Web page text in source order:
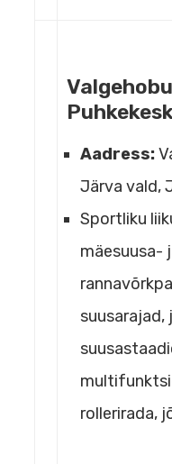
Aadress:
Järva vald,
Sportliku
mäesuusa-
rollerirada,